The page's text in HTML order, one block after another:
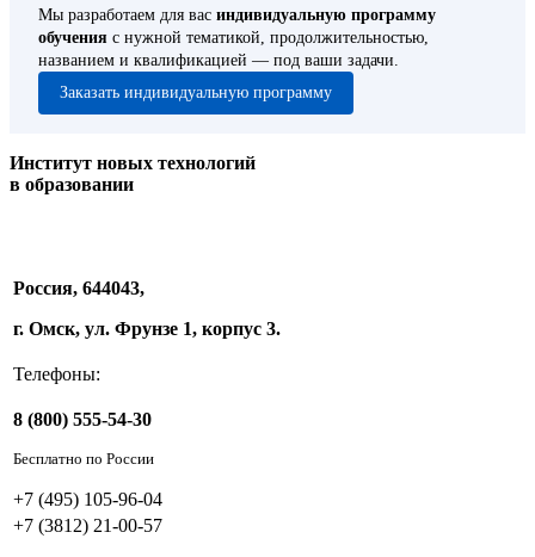
Мы разработаем для вас индивидуальную программу
обучения с нужной тематикой, продолжительностью,
названием и квалификацией — под ваши задачи.
Заказать индивидуальную программу
Институт новых технологий
в образовании
Россия, 644043,
г. Омск, ул. Фрунзе 1, корпус 3.
Телефоны:
8 (800) 555-54-30
Бесплатно по России
+7 (495) 105-96-04
+7 (3812) 21-00-57